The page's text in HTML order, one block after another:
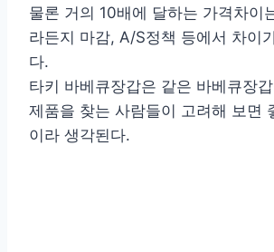
물론 거의 10배에 달하는 가격차이
라든지 마감, A/S정책 등에서 차이
다.
타키 바베큐장갑은 같은 바베큐장
제품을 찾는 사람들이 고려해 보면
이라 생각된다.